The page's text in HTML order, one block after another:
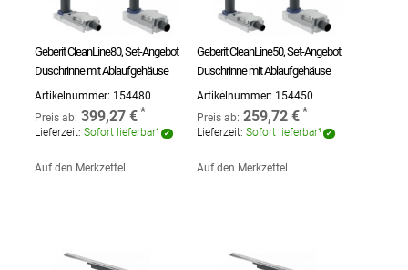
Geberit CleanLine80, Set-Angebot
Duschrinne mit Ablaufgehäuse
Artikelnummer: 154480
Preis ab: 399,27 €
Lieferzeit: Sofort lieferbar¹
Auf den Merkzettel
Geberit CleanLine50, Set-Angebot
Duschrinne mit Ablaufgehäuse
Artikelnummer: 154450
Preis ab: 259,72 €
Lieferzeit: Sofort lieferbar¹
Auf den Merkzettel